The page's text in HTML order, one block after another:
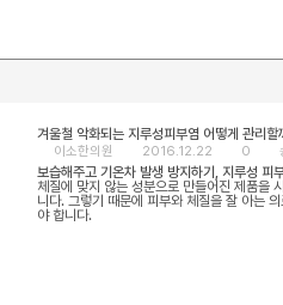
겨울철 악화되는 지루성피부염 어떻게 관리할
이소한의원 2016.12.22 0
보습해주고 기온차 발생 방지하기, 지루성 피
체질에 맞지 않는 성분으로 만들어진 제품을
니다. 그렇기 때문에 피부와 체질을 잘 아는
야 합니다.